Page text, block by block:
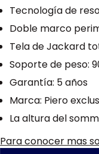
Tecnología de
Doble marco
Tela de Jackard
Soporte de peso:
Garantía: 5 años
Marca: Piero
La altura del
Para conocer mas